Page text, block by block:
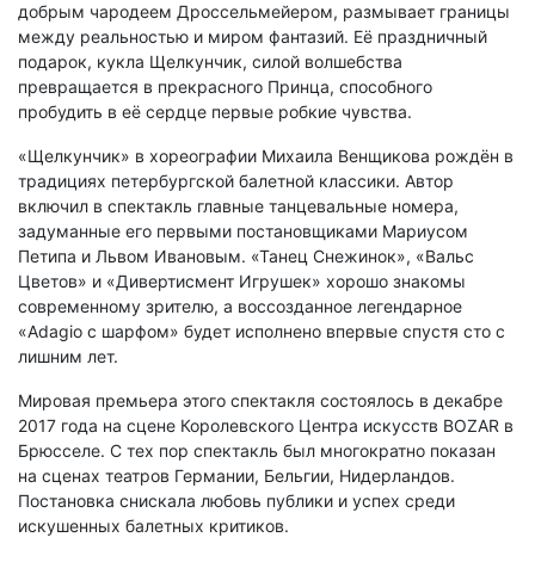
добрым чародеем Дроссельмейером, размывает границы
между реальностью и миром фантазий. Её праздничный
подарок, кукла Щелкунчик, силой волшебства
превращается в прекрасного Принца, способного
пробудить в её сердце первые робкие чувства.
«Щелкунчик» в хореографии Михаила Венщикова рождён в
традициях петербургской балетной классики. Автор
включил в спектакль главные танцевальные номера,
задуманные его первыми постановщиками Мариусом
Петипа и Львом Ивановым. «Танец Снежинок», «Вальс
Цветов» и «Дивертисмент Игрушек» хорошо знакомы
современному зрителю, а воссозданное легендарное
«Adagio c шарфом» будет исполнено впервые спустя сто с
лишним лет.
Мировая премьера этого спектакля состоялось в декабре
2017 года на сцене Королевского Центра искусств BOZAR в
Брюсселе. С тех пор спектакль был многократно показан
на сценах театров Германии, Бельгии, Нидерландов.
Постановка снискала любовь публики и успех среди
искушенных балетных критиков.